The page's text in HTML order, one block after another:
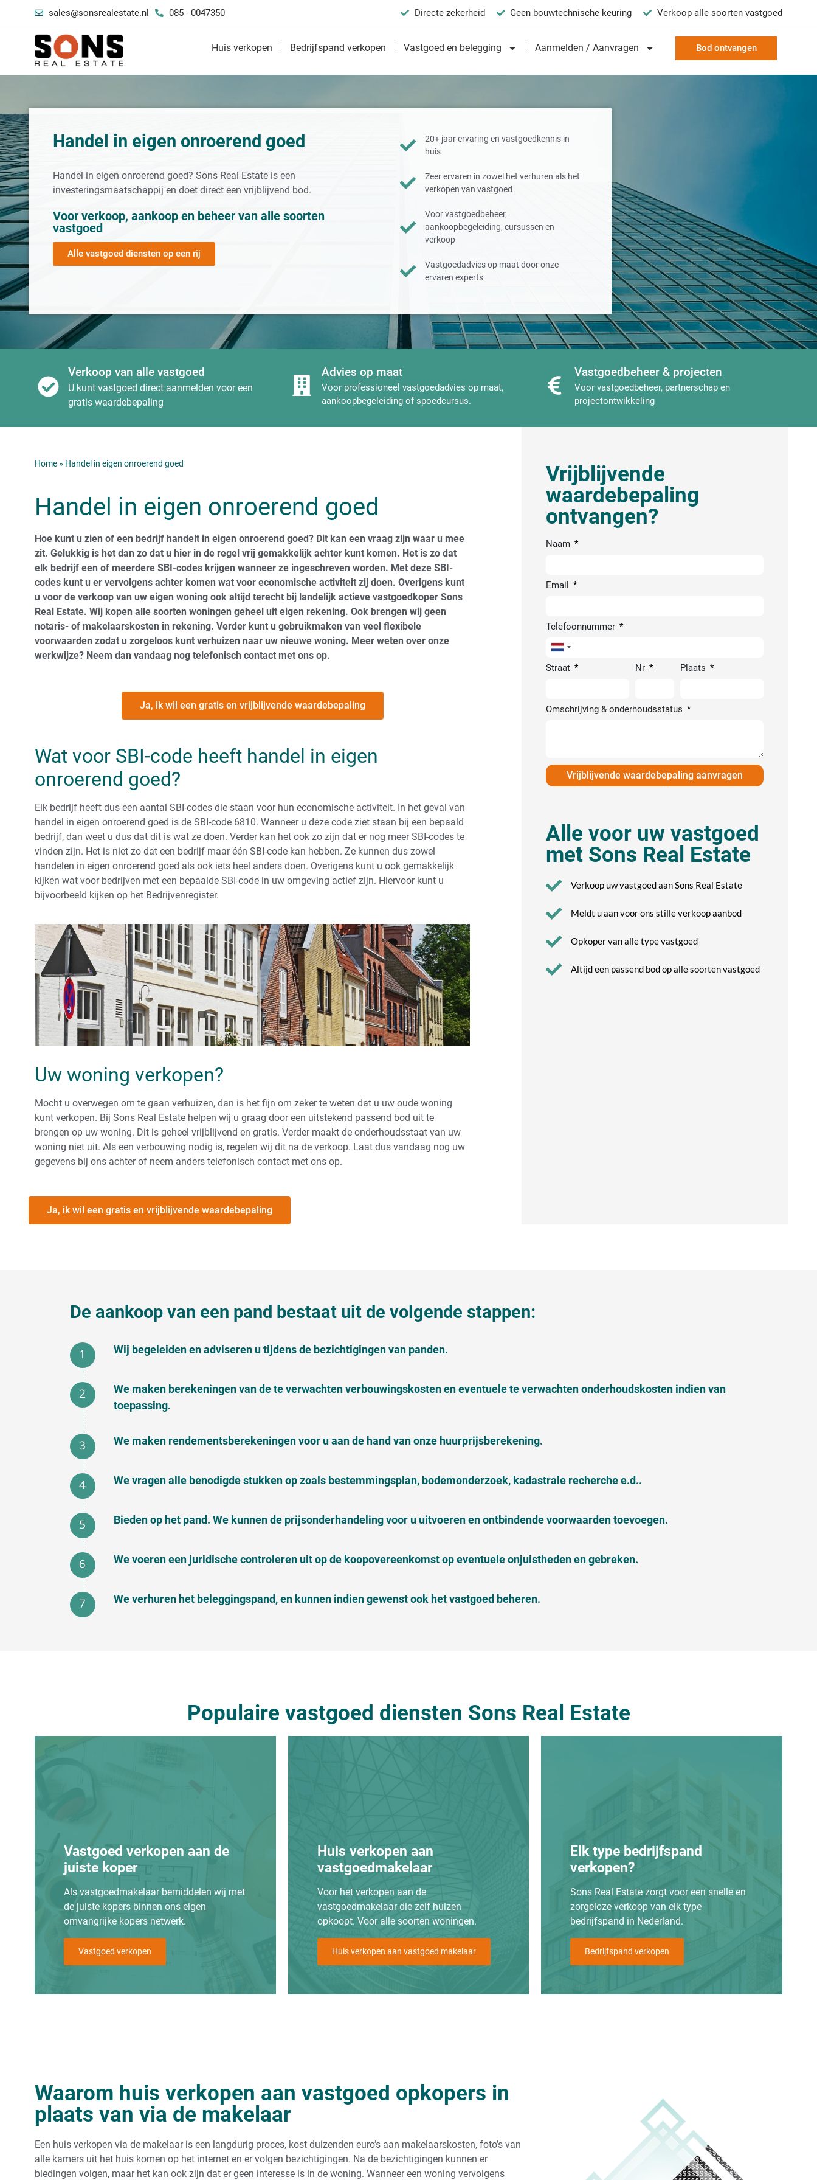
sales@sonsrealestate.nl 085 - 0047350 Directe zekerheid Geen bouwtechnische keuring Verkoop alle soorten vastgoed
Huis verkopen Bedrijfspand verkopen Vastgoed en belegging Aanmelden / Aanvragen Bod ontvangen
Handel in eigen onroerend goed
Handel in eigen onroerend goed? Sons Real Estate is een
investeringsmaatschappij en doet direct een vrijblijvend bod.
Voor verkoop, aankoop en beheer van alle soorten
vastgoed
Alle vastgoed diensten op een rij
20+ jaar ervaring en vastgoedkennis in
huis
Zeer ervaren in zowel het verhuren als het
verkopen van vastgoed
Voor vastgoedbeheer,
aankoopbegeleiding, cursussen en
verkoop
Vastgoedadvies op maat door onze
ervaren experts
Verkoop van alle vastgoed
U kunt vastgoed direct aanmelden voor een
gratis waardebepaling
Advies op maat
Voor professioneel vastgoedadvies op maat,
aankoopbegeleiding of spoedcursus.
Vastgoedbeheer & projecten
Voor vastgoedbeheer, partnerschap en
projectontwikkeling
Home » Handel in eigen onroerend goed
Handel in eigen onroerend goed
Hoe kunt u zien of een bedrijf handelt in eigen onroerend goed? Dit kan een vraag zijn waar u mee
zit. Gelukkig is het dan zo dat u hier in de regel vrij gemakkelijk achter kunt komen. Het is zo dat
elk bedrijf een of meerdere SBI-codes krijgen wanneer ze ingeschreven worden. Met deze SBI-
codes kunt u er vervolgens achter komen wat voor economische activiteit zij doen. Overigens kunt
u voor de verkoop van uw eigen woning ook altijd terecht bij landelijk actieve vastgoedkoper Sons
Real Estate. Wij kopen alle soorten woningen geheel uit eigen rekening. Ook brengen wij geen
notaris- of makelaarskosten in rekening. Verder kunt u gebruikmaken van veel flexibele
voorwaarden zodat u zorgeloos kunt verhuizen naar uw nieuwe woning. Meer weten over onze
werkwijze? Neem dan vandaag nog telefonisch contact met ons op.
Ja, ik wil een gratis en vrijblijvende waardebepaling
Wat voor SBI-code heeft handel in eigen
onroerend goed?
Elk bedrijf heeft dus een aantal SBI-codes die staan voor hun economische activiteit. In het geval van
handel in eigen onroerend goed is de SBI-code 6810. Wanneer u deze code ziet staan bij een bepaald
bedrijf, dan weet u dus dat dit is wat ze doen. Verder kan het ook zo zijn dat er nog meer SBI-codes te
vinden zijn. Het is niet zo dat een bedrijf maar één SBI-code kan hebben. Ze kunnen dus zowel
handelen in eigen onroerend goed als ook iets heel anders doen. Overigens kunt u ook gemakkelijk
kijken wat voor bedrijven met een bepaalde SBI-code in uw omgeving actief zijn. Hiervoor kunt u
bijvoorbeeld kijken op het Bedrijvenregister.
Uw woning verkopen?
Mocht u overwegen om te gaan verhuizen, dan is het fijn om zeker te weten dat u uw oude woning
kunt verkopen. Bij Sons Real Estate helpen wij u graag door een uitstekend passend bod uit te
brengen op uw woning. Dit is geheel vrijblijvend en gratis. Verder maakt de onderhoudsstaat van uw
woning niet uit. Als een verbouwing nodig is, regelen wij dit na de verkoop. Laat dus vandaag nog uw
gegevens bij ons achter of neem anders telefonisch contact met ons op.
Ja, ik wil een gratis en vrijblijvende waardebepaling
Vrijblijvende
waardebepaling
ontvangen?
Naam
Email
Telefoonnummer
Netherlands
+31
Straat Nr Plaats
Omschrijving & onderhoudsstatus
Vrijblijvende waardebepaling aanvragen
Alle voor uw vastgoed
met Sons Real Estate
Verkoop uw vastgoed aan Sons Real Estate
Meldt u aan voor ons stille verkoop aanbod
Opkoper van alle type vastgoed
Altijd een passend bod op alle soorten vastgoed
De aankoop van een pand bestaat uit de volgende stappen:
Wij begeleiden en adviseren u tijdens de bezichtigingen van panden.
We maken berekeningen van de te verwachten verbouwingskosten en eventuele te verwachten onderhoudskosten indien van
toepassing.
We maken rendementsberekeningen voor u aan de hand van onze huurprijsberekening.
We vragen alle benodigde stukken op zoals bestemmingsplan, bodemonderzoek, kadastrale recherche e.d..
Bieden op het pand. We kunnen de prijsonderhandeling voor u uitvoeren en ontbindende voorwaarden toevoegen.
We voeren een juridische controleren uit op de koopovereenkomst op eventuele onjuistheden en gebreken.
We verhuren het beleggingspand, en kunnen indien gewenst ook het vastgoed beheren.
Populaire vastgoed diensten Sons Real Estate
Vastgoed verkopen aan de
juiste koper
Als vastgoedmakelaar bemiddelen wij met
de juiste kopers binnen ons eigen
omvangrijke kopers netwerk.
Vastgoed verkopen
Huis verkopen aan
vastgoedmakelaar
Voor het verkopen aan de
vastgoedmakelaar die zelf huizen
opkoopt. Voor alle soorten woningen.
Huis verkopen aan vastgoed makelaar
Elk type bedrijfspand
verkopen?
Sons Real Estate zorgt voor een snelle en
zorgeloze verkoop van elk type
bedrijfspand in Nederland.
Bedrijfspand verkopen
Waarom huis verkopen aan vastgoed opkopers in
plaats van via de makelaar
Een huis verkopen via de makelaar is een langdurig proces, kost duizenden euro’s aan makelaarskosten, foto’s van
alle kamers uit het huis komen op het internet en er volgen bezichtigingen. Na de bezichtigingen kunnen er
biedingen volgen, maar het kan ook zijn dat er geen interesse is in de woning. Wanneer een woning vervolgens